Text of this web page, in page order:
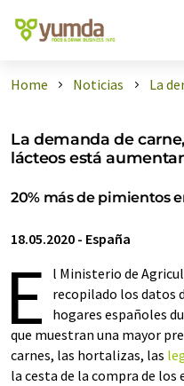
Home Noticias La
La demanda de
lácteos está
20% más de pimientos
18.05.2020 - España
E
l Ministerio de
recopilado los datos
hogares españoles
que muestran una mayor
carnes, las hortalizas, las
la cesta de la compra de los